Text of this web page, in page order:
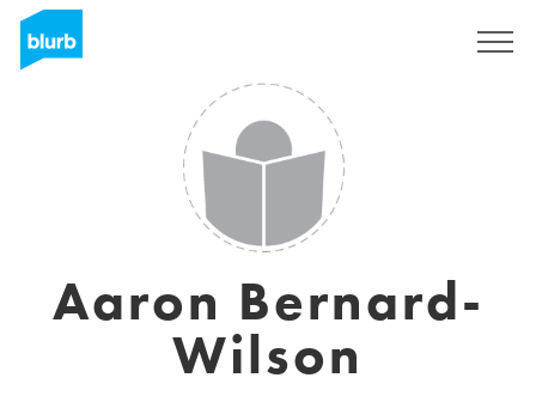
Aaron Bernard-
Wilson